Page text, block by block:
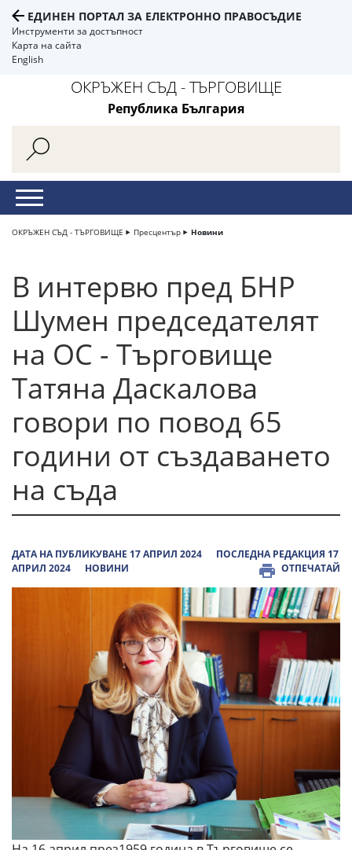
ЕДИНЕН ПОРТАЛ ЗА ЕЛЕКТРОННО ПРАВОСЪДИЕ
Инструменти за достъпност
Карта на сайта
English
ОКРЪЖЕН СЪД - ТЪРГОВИЩЕ
Република България
ОКРЪЖЕН СЪД - ТЪРГОВИЩЕ Пресцентър Новини
В интервю пред БНР
Шумен председателят
на ОС - Търговище
Татяна Даскалова
говори по повод 65
години от създаването
на съда
ДАТА НА ПУБЛИКУВАНЕ 17 АПРИЛ 2024
ПОСЛЕДНА РЕДАКЦИЯ 17
АПРИЛ 2024
НОВИНИ ОТПЕЧАТАЙ